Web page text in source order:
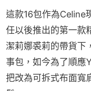
這款16包作為Celine
任以後推出的第一款
潔莉娜裘莉的帶貨下
事包，如今為了順應
把改為可拆式布面寬